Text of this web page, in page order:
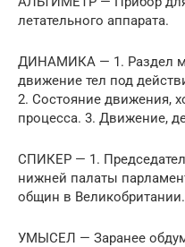
летательного аппарата.
ДИНАМИКА — 1. Раздел
движение тел под
2. Состояние движения,
процесса. 3. Движение,
СПИКЕР — 1.
нижней палаты
общин в Великобритании.
УМЫСЕЛ — Заранее